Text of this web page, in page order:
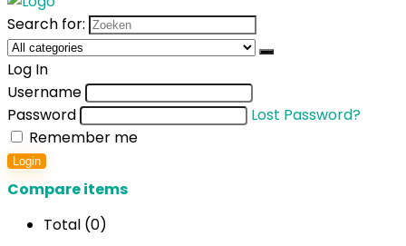
Search for:
Log In
Username
Password
Lost Password?
Remember me
Login
Compare items
Total (0)